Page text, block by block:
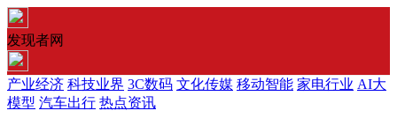
发现者网
产业经济 科技业界 3C数码 文化传媒 移动智能 家电行业 AI大
模型 汽车出行 热点资讯